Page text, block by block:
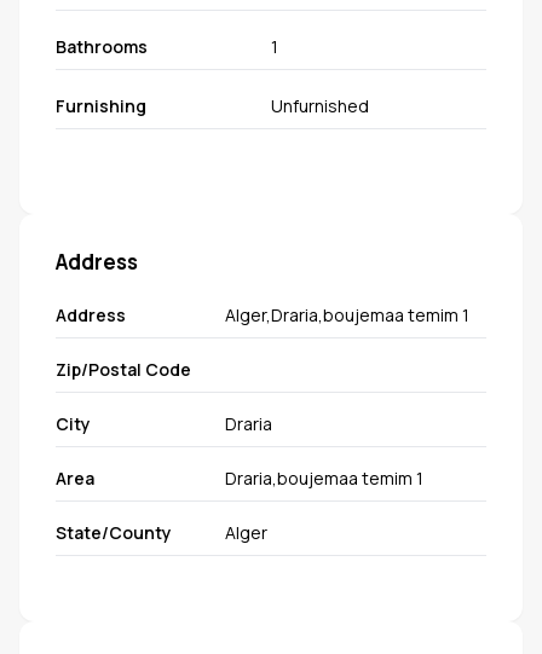
Bathrooms 1
Furnishing Unfurnished
Address
Address Alger,Draria,boujemaa temim 1
Zip/Postal Code
City Draria
Area Draria,boujemaa temim 1
State/County Alger